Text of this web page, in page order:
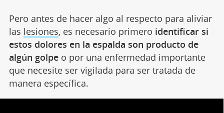
Pero antes de hacer algo al respecto para aliviar
las lesiones, es necesario primero identificar si
estos dolores en la espalda son producto de
algún golpeo por una enfermedad importante
que necesite ser vigilada para ser tratada de
manera específica.